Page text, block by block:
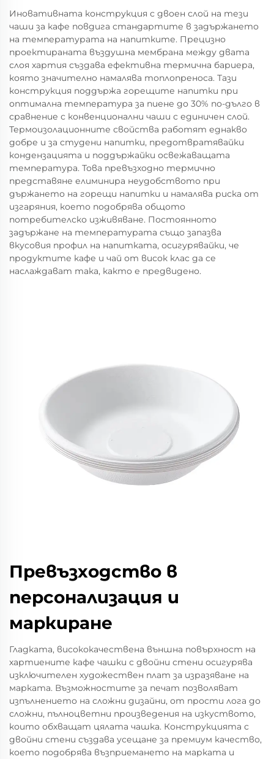
Иновативната конструкция с двоен слой на тези
чаши за кафе повдига стандартите в задържането
на температурата на напитките. Прецизно
проектираната въздушна мембрана между двата
слоя хартия създава ефективна термична бариера,
която значително намалява топлопреноса. Тази
конструкция поддържа горещите напитки при
оптимална температура за пиене до 30% по-дълго в
сравнение с конвенционални чаши с единичен слой.
Термоизолационните свойства работят еднакво
добре и за студени напитки, предотвратявайки
кондензацията и поддържайки освежаващата
температура. Това превъзходно термично
представяне елиминира неудобството при
държането на горещи напитки и намалява риска от
изгаряния, което подобрява общото
потребителско изживяване. Постоянното
задържане на температурата също запазва
вкусовия профил на напитката, осигурявайки, че
продуктите кафе и чай от висок клас да се
наслаждават така, както е предвидено.
Превъзходство в
персонализация и
маркиране
Гладката, висококачествена външна повърхност на
хартиените кафе чашки с двойни стени осигурява
изключителен художествен плат за изразяване на
марката. Възможностите за печат позволяват
изпълнението на сложни дизайни, от прости лога до
сложни, пълноцветни произведения на изкуството,
които обхващат цялата чашка. Конструкцията с
двойни стени създава усещане за премиум качество,
което подобрява възприемането на марката и